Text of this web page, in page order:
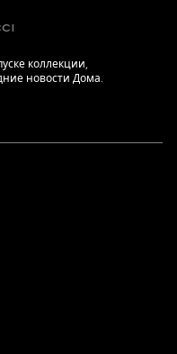
коллекции,
новости Дома.